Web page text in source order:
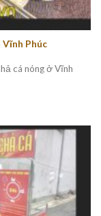
Vĩnh Phúc
cá nóng ở Vĩnh